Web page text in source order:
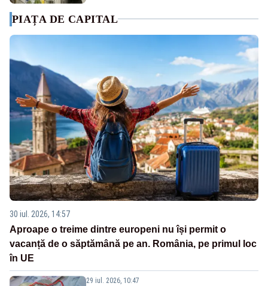
PIAȚA DE CAPITAL
30 iul. 2026, 14:57
Aproape o treime dintre europeni nu își permit o
vacanță de o săptămână pe an. România, pe primul loc
în UE
29 iul. 2026, 10:47